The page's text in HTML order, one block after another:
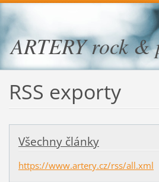
ARTERY rock &
RSS exporty
Všechny články
https://www.artery.cz/rss/all.xml